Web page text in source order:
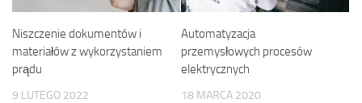
Niszczenie dokumentów i
materiałów z wykorzystaniem
prądu
9 LUTEGO 2022
Automatyzacja
przemysłowych procesów
elektrycznych
18 MARCA 2020